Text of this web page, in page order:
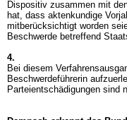
Dispositiv zusammen mit
hat, dass aktenkundige
mitberücksichtigt worden
Beschwerde betreffend
4.
Bei diesem
Beschwerdeführerin
Parteientschädigungen sind